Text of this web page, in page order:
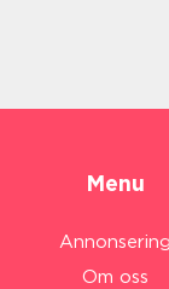
Menu
Om oss